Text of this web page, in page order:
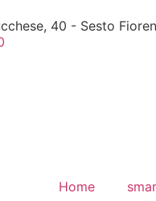
40 - Sesto
Home